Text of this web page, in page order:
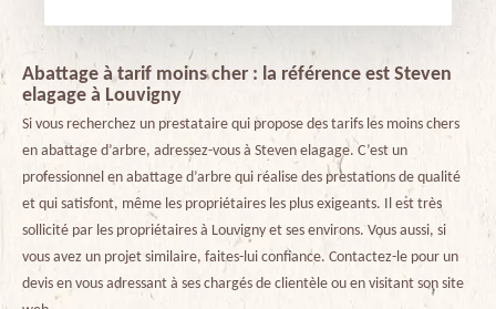
Abattage à tarif moins cher : la référence est Steven
elagage à Louvigny
Si vous recherchez un prestataire qui propose des tarifs les moins chers
en abattage d’arbre, adressez-vous à Steven elagage. C’est un
professionnel en abattage d’arbre qui réalise des prestations de qualité
et qui satisfont, même les propriétaires les plus exigeants. Il est très
sollicité par les propriétaires à Louvigny et ses environs. Vous aussi, si
vous avez un projet similaire, faites-lui confiance. Contactez-le pour un
devis en vous adressant à ses chargés de clientèle ou en visitant son site